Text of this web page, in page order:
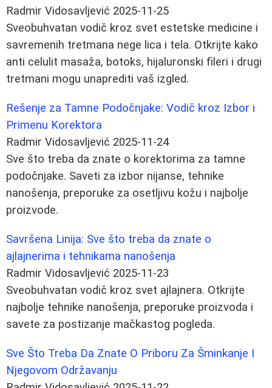
Radmir Vidosavljević 2025-11-25
Sveobuhvatan vodič kroz svet estetske medicine i
savremenih tretmana nege lica i tela. Otkrijte kako
anti celulit masaža, botoks, hijaluronski fileri i drugi
tretmani mogu unaprediti vaš izgled.
Rešenje za Tamne Podočnjake: Vodič kroz Izbor i
Primenu Korektora
Radmir Vidosavljević 2025-11-24
Sve što treba da znate o korektorima za tamne
podočnjake. Saveti za izbor nijanse, tehnike
nanošenja, preporuke za osetljivu kožu i najbolje
proizvode.
Savršena Linija: Sve što treba da znate o
ajlajnerima i tehnikama nanošenja
Radmir Vidosavljević 2025-11-23
Sveobuhvatan vodič kroz svet ajlajnera. Otkrijte
najbolje tehnike nanošenja, preporuke proizvoda i
savete za postizanje mačkastog pogleda.
Sve Što Treba Da Znate O Priboru Za Šminkanje I
Njegovom Održavanju